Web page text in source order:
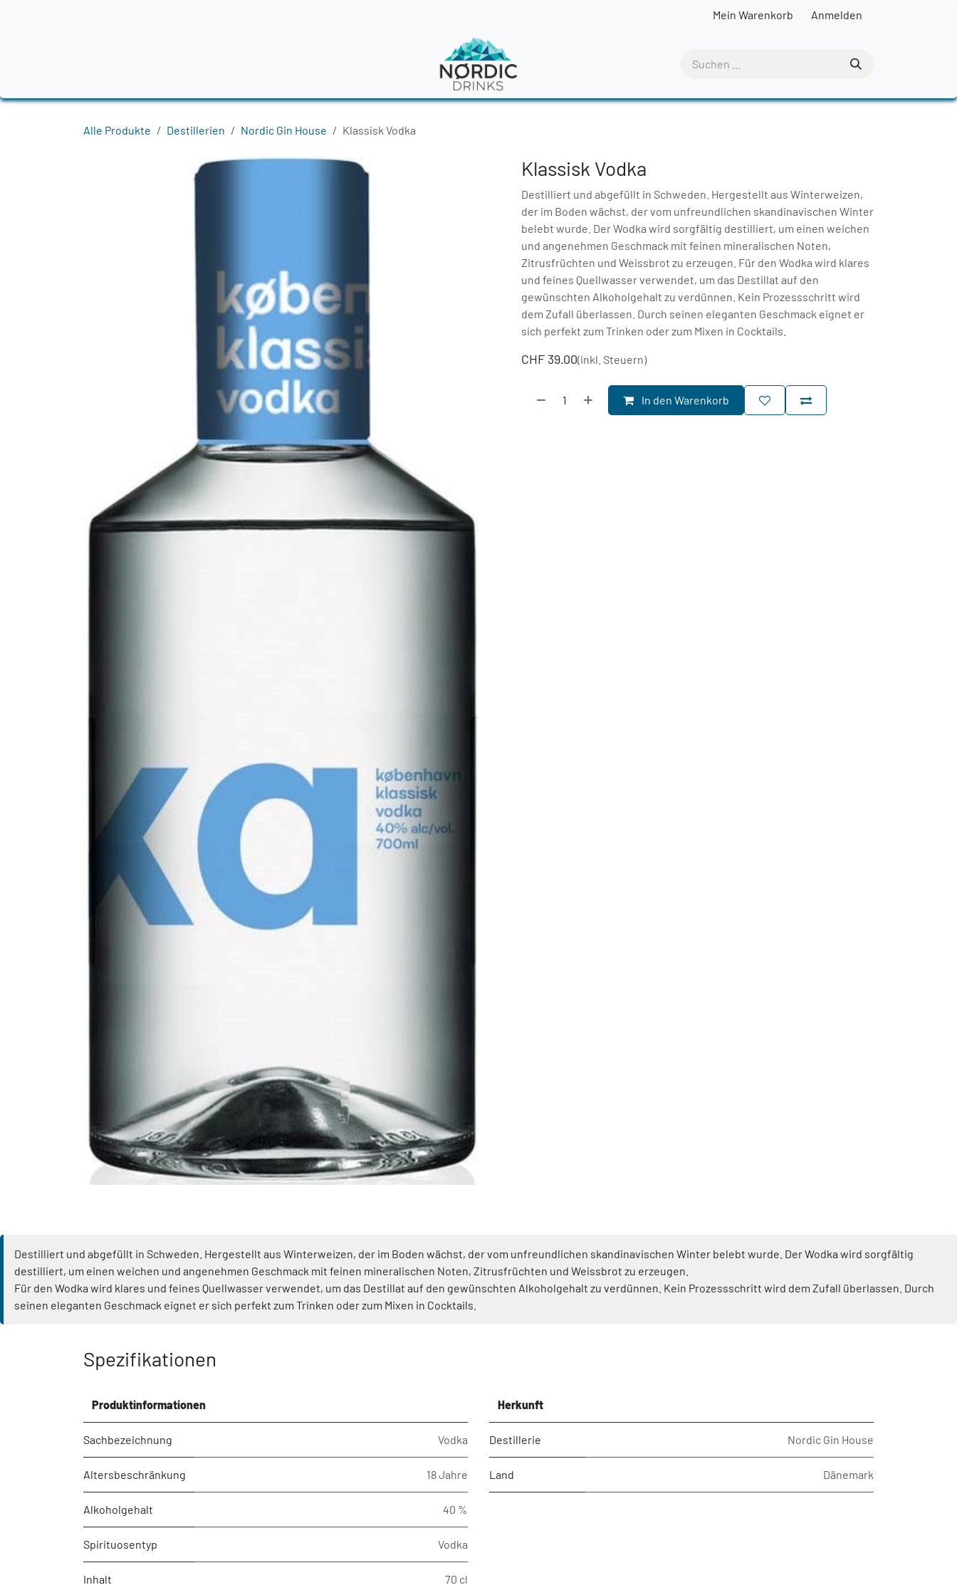
Mein Warenkorb Anmelden
Alle Produkte Destillerien Nordic Gin House Klassisk Vodka
Klassisk Vodka
Destilliert und abgefüllt in Schweden. Hergestellt aus Winterweizen,
der im Boden wächst, der vom unfreundlichen skandinavischen Winter
belebt wurde. Der Wodka wird sorgfältig destilliert, um einen weichen
und angenehmen Geschmack mit feinen mineralischen Noten,
Zitrusfrüchten und Weissbrot zu erzeugen. Für den Wodka wird klares
und feines Quellwasser verwendet, um das Destillat auf den
gewünschten Alkoholgehalt zu verdünnen. Kein Prozessschritt wird
dem Zufall überlassen. Durch seinen eleganten Geschmack eignet er
sich perfekt zum Trinken oder zum Mixen in Cocktails.
CHF 39.00(inkl. Steuern)
In den Warenkorb
Destilliert und abgefüllt in Schweden. Hergestellt aus Winterweizen, der im Boden wächst, der vom unfreundlichen skandinavischen Winter belebt wurde. Der Wodka wird sorgfältig
destilliert, um einen weichen und angenehmen Geschmack mit feinen mineralischen Noten, Zitrusfrüchten und Weissbrot zu erzeugen.
Für den Wodka wird klares und feines Quellwasser verwendet, um das Destillat auf den gewünschten Alkoholgehalt zu verdünnen. Kein Prozessschritt wird dem Zufall überlassen. Durch
seinen eleganten Geschmack eignet er sich perfekt zum Trinken oder zum Mixen in Cocktails.
Spezifikationen
Produktinformationen
Sachbezeichnung Vodka
Altersbeschränkung 18 Jahre
Alkoholgehalt 40 %
Spirituosentyp Vodka
Inhalt 70 cl
Herkunft
Destillerie Nordic Gin House
Land Dänemark